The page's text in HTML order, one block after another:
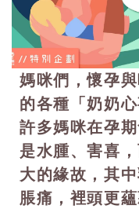
媽咪們，懷孕
的各種「奶奶
許多媽咪在孕
是水腫、害喜
大的緣故，其
脹痛，裡頭更